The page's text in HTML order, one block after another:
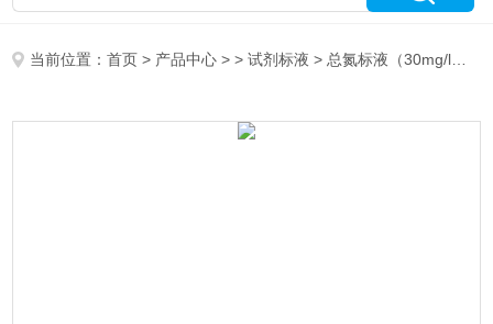
当前位置：首页 > 产品中心 > >试剂标液 > 总氮标液（30mg/l，250mL）